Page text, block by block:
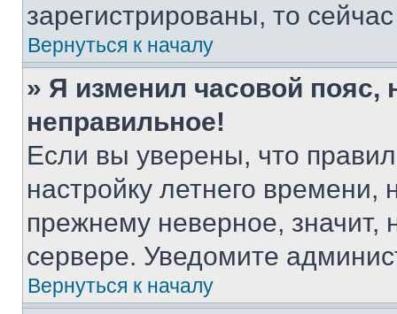
зарегистрированы, то
Вернуться к началу
» Я изменил часовой пояс,
неправильное!
Если вы уверены, что
настройку летнего
прежнему неверное, значит,
сервере. Уведомите
Вернуться к началу